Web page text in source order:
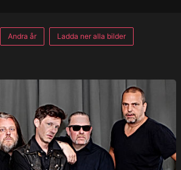
Andra år Ladda ner alla bilder